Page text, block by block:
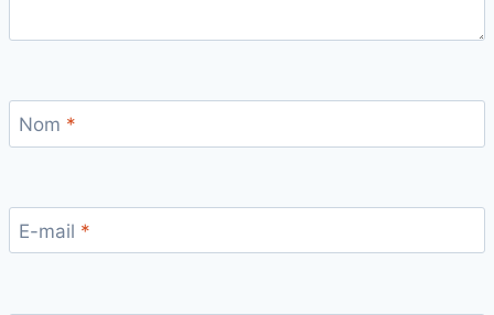
Nom *
E-mail *